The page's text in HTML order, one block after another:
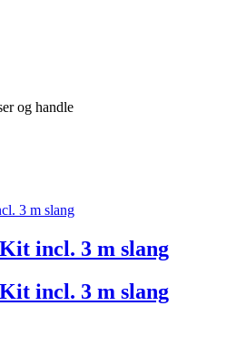
og handle
incl. 3 m slang
incl. 3 m slang